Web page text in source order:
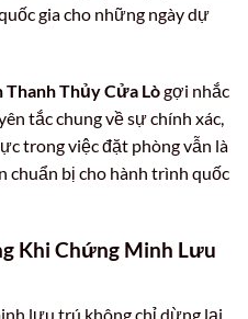
gia cho những ngày dự
Thanh Thủy Cửa Lògợi nhắc
tắc chung về sự chính xác,
trong việc đặt phòng vẫn là
chuẩn bị cho hành trình quốc
Khi Chứng Minh Lưu
lưu trú không chỉ dừng lại